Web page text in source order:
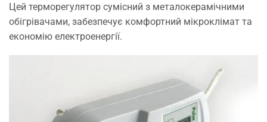
Цей терморегулятор сумісний з металокерамічними
обігрівачами, забезпечує комфортний мікроклімат та
економію електроенергії.